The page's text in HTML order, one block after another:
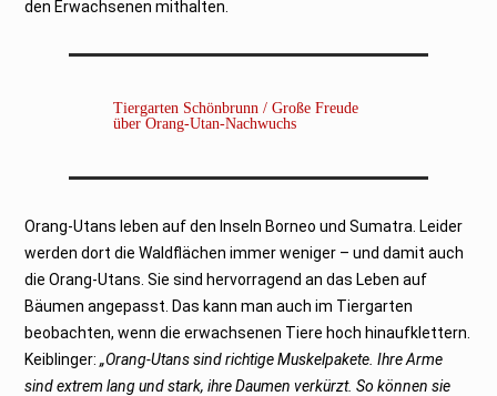
den Erwachsenen mithalten.
Tiergarten Schönbrunn / Große Freude
über Orang-Utan-Nachwuchs
Orang-Utans leben auf den Inseln Borneo und Sumatra. Leider
werden dort die Waldflächen immer weniger – und damit auch
die Orang-Utans. Sie sind hervorragend an das Leben auf
Bäumen angepasst. Das kann man auch im Tiergarten
beobachten, wenn die erwachsenen Tiere hoch hinaufklettern.
Keiblinger:„Orang-Utans sind richtige Muskelpakete. Ihre Arme
sind extrem lang und stark, ihre Daumen verkürzt. So können sie